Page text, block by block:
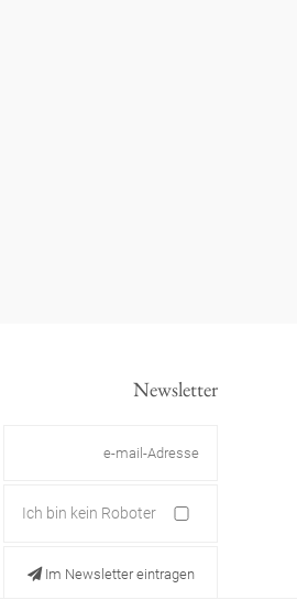
Newsletter
Ich bin kein Roboter
Im Newsletter eintragen